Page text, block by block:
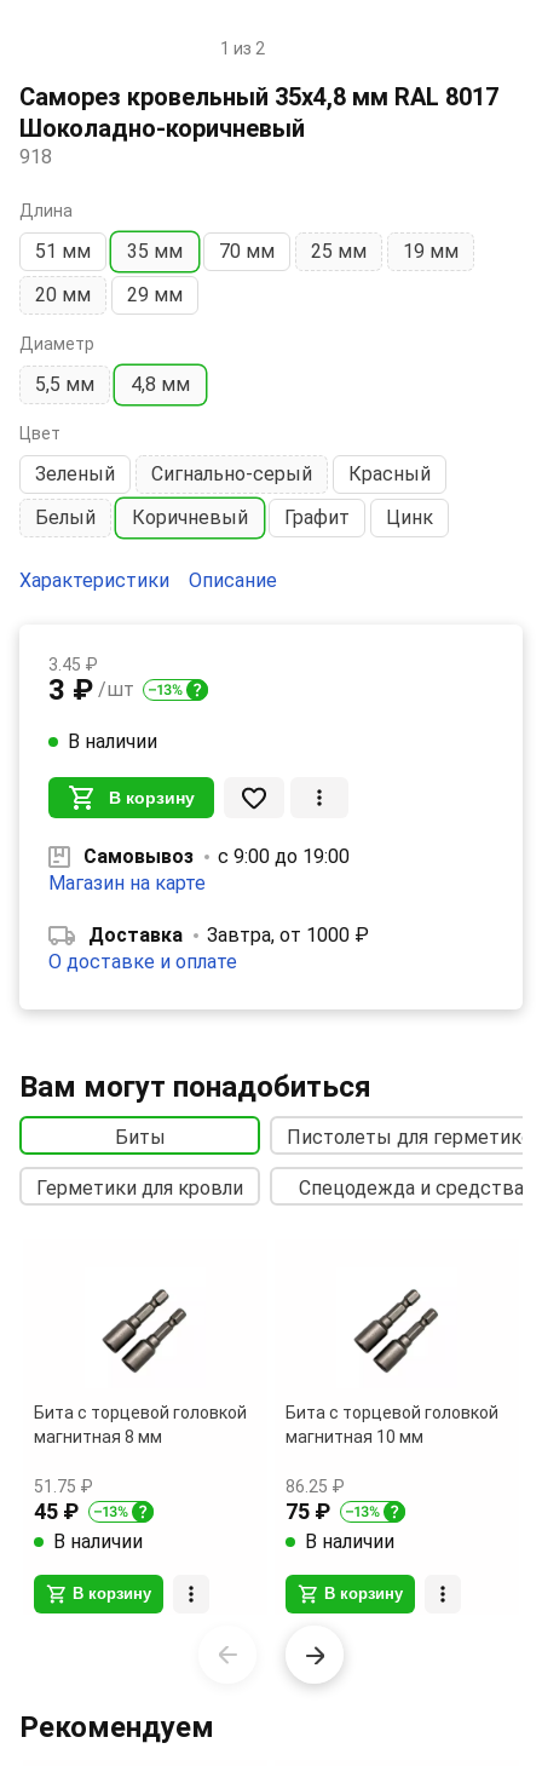
1
of
2
1 из 2
Саморез кровельный 35х4,8 мм RAL 8017
Шоколадно-коричневый
918
Длина
51 мм 35 мм 70 мм 25 мм
19 мм
20 мм
29 мм
Диаметр
5,5 мм 4,8 мм
Цвет
Зеленый Сигнально-серый
Красный
Белый
Коричневый Графит Цинк
Характеристики Описание
3.45 ₽
3 ₽ /шт
В наличии
В корзину
Самовывоз
с 9:00 до 19:00
Магазин на карте
Доставка
Завтра, от 1000 ₽
О доставке и оплате
Рекомендуем
Вам могут понадобиться
Биты
Герметики для кровли
Пистолеты для
Спецодежда и средства
Бита с торцевой головкой
магнитная 8 мм
51.75 ₽
45 ₽
В наличии
В корзину
Бита с торцевой головкой
магнитная 10 мм
86.25 ₽
75 ₽
В наличии
В корзину
of
14